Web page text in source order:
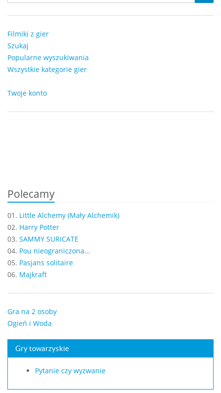
Filmiki z gier
Szukaj
Popularne wyszukiwania
Wszystkie kategorie gier
Twoje konto
Polecamy
01. Little Alchemy (Mały Alchemik)
02. Harry Potter
03. SAMMY SURICATE
04. Pou nieograniczona...
05. Pasjans solitaire
06. Majkraft
Gra na 2 osoby
Ogień i Woda
Gry towarzyskie
Pytanie czy wyzwanie